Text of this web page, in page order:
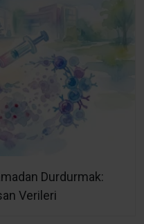
Durdurmak:
Verileri